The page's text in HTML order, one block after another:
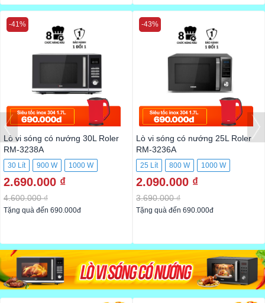
Lò vi sóng có nướng 30L Roler
RM-3238A
30 Lít 900 W 1000 W
2.690.000 ₫
4.600.000 ₫
-41%
Tặng quà đến 690.000đ
Lò vi sóng có nướng 25L Roler
RM-3236A
25 Lít 800 W 1000 W
2.090.000 ₫
3.690.000 ₫
-43%
Tặng quà đến 690.000đ